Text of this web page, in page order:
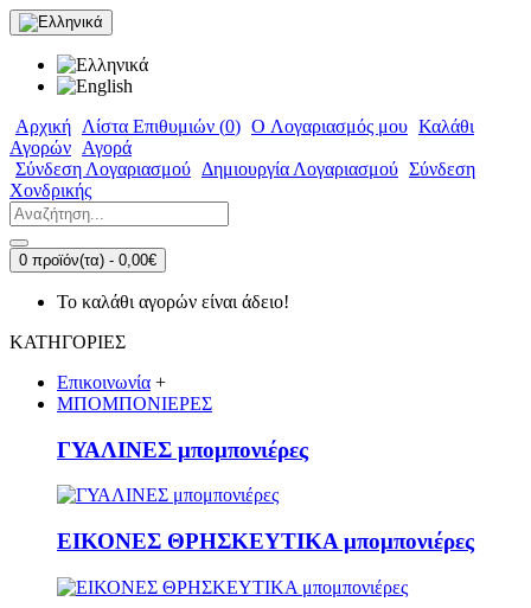
Αρχική Λίστα Επιθυμιών (0) O Λογαριασμός μου Καλάθι
Αγορών Αγορά
Σύνδεση Λογαριασμού Δημιουργία Λογαριασμού Σύνδεση
Χονδρικής
0 προϊόν(τα) - 0,00€
Το καλάθι αγορών είναι άδειο!
ΚΑΤΗΓΟΡΙΕΣ
Επικοινωνία +
ΜΠΟΜΠΟΝΙΕΡΕΣ
ΓΥΑΛΙΝΕΣ μπομπονιέρες
ΕΙΚΟΝΕΣ ΘΡΗΣΚΕΥΤΙΚΑ μπομπονιέρες